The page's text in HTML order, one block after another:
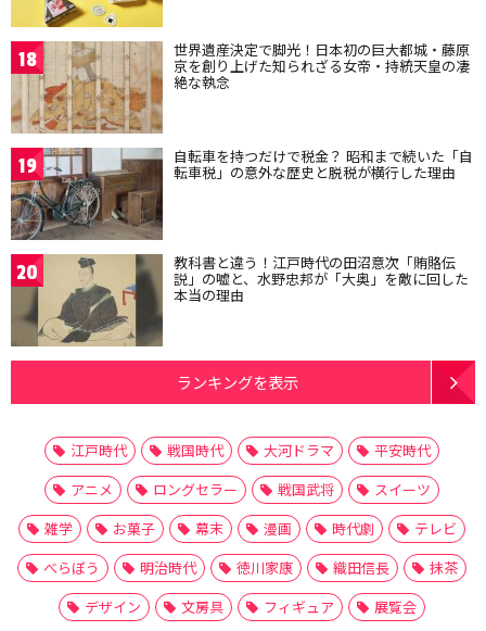
18 世界遺産決定で脚光！日本初の巨大都城・藤原
京を創り上げた知られざる女帝・持統天皇の凄
絶な執念
19 自転車を持つだけで税金？ 昭和まで続いた「自
転車税」の意外な歴史と脱税が横行した理由
20 教科書と違う！江戸時代の田沼意次「賄賂伝
説」の嘘と、水野忠邦が「大奥」を敵に回した
本当の理由
ランキングを表示
江戸時代 戦国時代 大河ドラマ
平安時代
アニメ
ロングセラー 戦国武将
スイーツ
雑学
お菓子 幕末 漫画 時代劇
テレビ
べらぼう
明治時代 徳川家康 織田信長
抹茶
デザイン
文房具 フィギュア
展覧会